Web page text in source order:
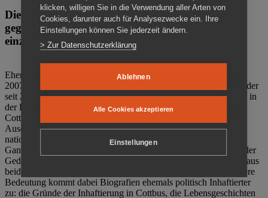
Die Gedenkstätte Zuchthaus Cottbus ist ein Ort
gegen das Vergessen. Anschaulich, nah und
einzigartig.
Ehemalige politische Häftlinge der DDR gründeten im Oktober
2007 den Verein Menschenrechtszentrum Cottbus e. V. (MRZ), der
seit 2011 Eigentümer des ehemaligen Gefängnisses (1860-2002) in
der Bautzener Straße und Träger der Gedenkstätte Zuchthaus
Cottbus ist. Im Zentrum der Arbeit der Gedenkstätte steht die
Auseinandersetzung mit politischem Unrecht während der
nationalsozialistischen Terrorherrschaft und der SED-Diktatur.
Ganzjährig zeigen mehrere Dauer- und Sonderausstellungen in der
Gedenkstätte Zuchthaus Cottbus Beispiele politischen Unrechts aus
beiden deutschen Diktaturen des 20. Jahrhunderts. Eine besondere
Bedeutung kommt dabei Biografien ehemals politisch Inhaftierter
zu: die Gründe der Inhaftierung in Cottbus, die Lebensgeschichten
klicken, willigen Sie in die Verwendung aller Arten von
Cookies, darunter auch für Analysezwecke ein. Ihre
Einstellungen können Sie jederzeit ändern.
> Zur Datenschutzerklärung
Ablehnen
Alle Cookies akzeptieren
Einstellungen